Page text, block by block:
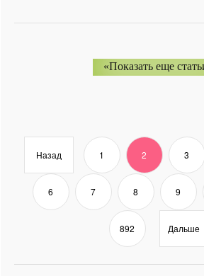
«Показать еще
Назад 1 2 3
6 7 8 9
892 Дальше